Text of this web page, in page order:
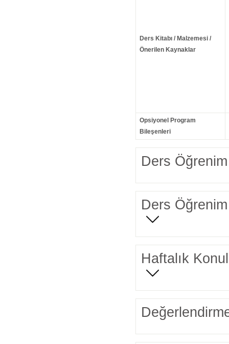
Ders Kitabı / Malzemesi /
Önerilen Kaynaklar
Opsiyonel Program
Bileşenleri
Ders Öğrenim
Ders Öğrenim
Haftalık